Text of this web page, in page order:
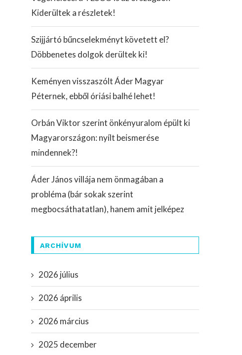
Kiderültek a részletek!
Szijjártó bűncselekményt követett el?
Döbbenetes dolgok derültek ki!
Keményen visszaszólt Áder Magyar
Péternek, ebből óriási balhé lehet!
Orbán Viktor szerint önkényuralom épült ki
Magyarországon: nyílt beismerése
mindennek?!
Áder János villája nem önmagában a
probléma (bár sokak szerint
megbocsáthatatlan), hanem amit jelképez
ARCHÍVUM
2026 július
2026 április
2026 március
2025 december